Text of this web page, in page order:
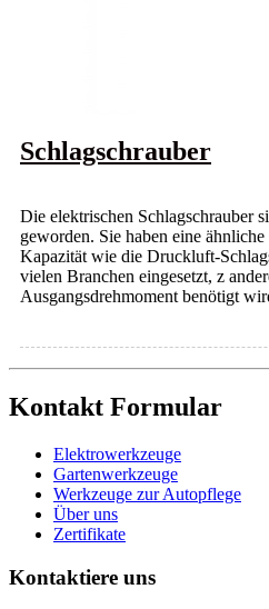
Schlagschrauber
Die elektrischen Schlagschrauber
geworden. Sie haben eine
Kapazität wie die Druckluft-
vielen Branchen eingesetzt, z
Ausgangsdrehmoment benötigt
Kontakt Formular
Elektrowerkzeuge
Gartenwerkzeuge
Werkzeuge zur Autopflege
Über uns
Zertifikate
Kontaktiere uns